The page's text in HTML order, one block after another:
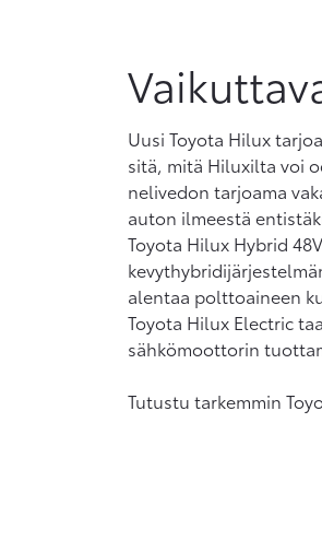
Uusi Toyota Hilux
sitä, mitä Hiluxilta voi
nelivedon tarjoama
auton ilmeestä
Toyota Hilux Hybrid
alentaa polttoaineen
Toyota Hilux Electric
sähkömoottorin
Tutustu tarkemmin